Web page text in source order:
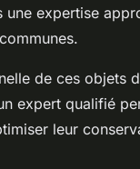
expertise
de ces objets
expert qualifié
leur